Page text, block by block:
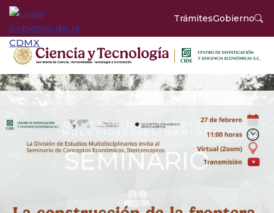
TrámitesGobierno
DIVISIÓN DE ESTUDIOS
MULSTIDISCIPLINARIOS
SEMINARIO